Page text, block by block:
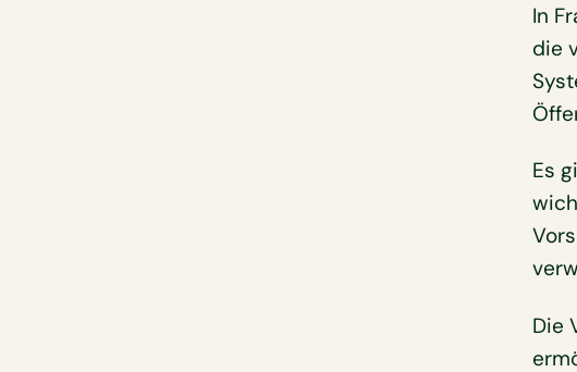
In
die
Es
Die